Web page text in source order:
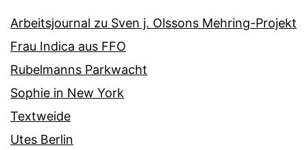
Arbeitsjournal zu Sven j. Olssons Mehring-Projekt
Frau Indica aus FFO
Rubelmanns Parkwacht
Sophie in New York
Textweide
Utes Berlin